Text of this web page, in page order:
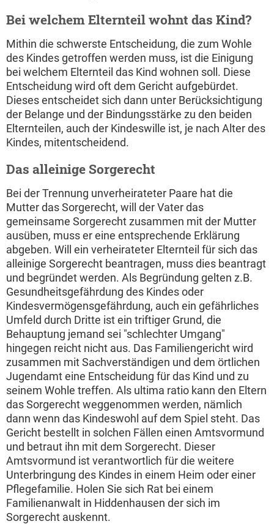
Bei welchem Elternteil wohnt das Kind?
Mithin die schwerste Entscheidung, die zum Wohle
des Kindes getroffen werden muss, ist die Einigung
bei welchem Elternteil das Kind wohnen soll. Diese
Entscheidung wird oft dem Gericht aufgebürdet.
Dieses entscheidet sich dann unter Berücksichtigung
der Belange und der Bindungsstärke zu den beiden
Elternteilen, auch der Kindeswille ist, je nach Alter des
Kindes, mitentscheidend.
Das alleinige Sorgerecht
Bei der Trennung unverheirateter Paare hat die
Mutter das Sorgerecht, will der Vater das
gemeinsame Sorgerecht zusammen mit der Mutter
ausüben, muss er eine entsprechende Erklärung
abgeben. Will ein verheirateter Elternteil für sich das
alleinige Sorgerecht beantragen, muss dies beantragt
und begründet werden. Als Begründung gelten z.B.
Gesundheitsgefährdung des Kindes oder
Kindesvermögensgefährdung, auch ein gefährliches
Umfeld durch Dritte ist ein triftiger Grund, die
Behauptung jemand sei "schlechter Umgang"
hingegen reicht nicht aus. Das Familiengericht wird
zusammen mit Sachverständigen und dem örtlichen
Jugendamt eine Entscheidung für das Kind und zu
seinem Wohle treffen. Als ultima ratio kann den Eltern
das Sorgerecht weggenommen werden, nämlich
dann wenn das Kindeswohl auf dem Spiel steht. Das
Gericht bestellt in solchen Fällen einen Amtsvormund
und betraut ihn mit dem Sorgerecht. Dieser
Amtsvormund ist verantwortlich für die weitere
Unterbringung des Kindes in einem Heim oder einer
Pflegefamilie. Holen Sie sich Rat bei einem
Familienanwalt in Hiddenhausen der sich im
Sorgerecht auskennt.